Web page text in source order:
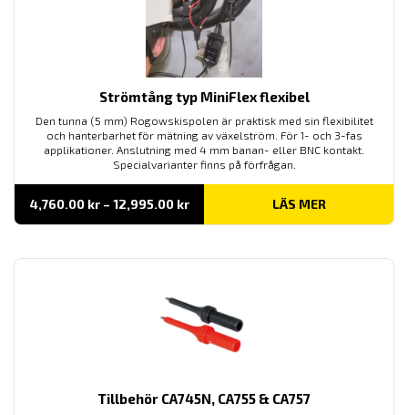
Strömtång typ MiniFlex flexibel
Den tunna (5 mm) Rogowskispolen är praktisk med sin flexibilitet
och hanterbarhet för mätning av växelström. För 1- och 3-fas
applikationer. Anslutning med 4 mm banan- eller BNC kontakt.
Specialvarianter finns på förfrågan.
4,760.00 kr – 12,995.00 krPrisintervall:
till
LÄS MER
Tillbehör CA745N, CA755 & CA757